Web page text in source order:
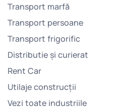
Transport marfă
Transport persoane
Transport frigorific
Distributie și curierat
Rent Car
Utilaje construcții
Vezi toate industriile